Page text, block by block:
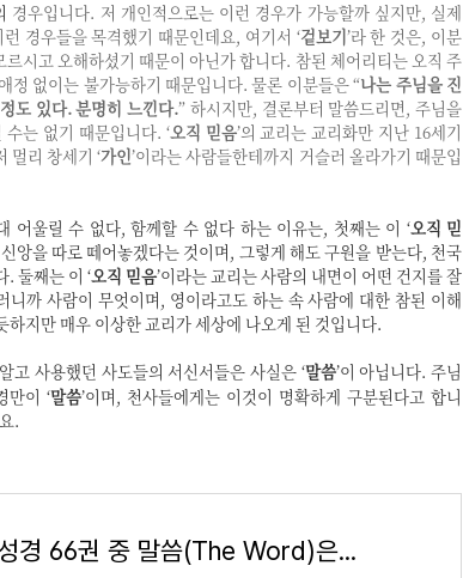
경우입니다. 저 개인적으로는 이런 경우가 가능할까 싶지만, 실제
경우들을 목격했기 때문인데요, 여기서 ‘겉보기’라 한 것은, 이분
르시고 오해하셨기 때문이 아닌가 합니다. 참된 체어리티는 오직 주
정 없이는 불가능하기 때문입니다. 물론 이분들은 “나는 주님을 진
도 있다. 분명히 느낀다.” 하시지만, 결론부터 말씀드리면, 주님을
수는 없기 때문입니다. ‘오직 믿음’의 교리는 교리화만 지난 16세기
멀리 창세기 ‘가인’이라는 사람들한테까지 거슬러 올라가기 때문입
어울릴 수 없다, 함께할 수 없다 하는 이유는, 첫째는 이 ‘오직 믿
앙을 따로 떼어놓겠다는 것이며, 그렇게 해도 구원을 받는다, 천국
. 둘째는 이 ‘오직 믿음’이라는 교리는사람의 내면이 어떤 건지를 잘
니까 사람이 무엇이며, 영이라고도 하는 속 사람에 대한 참된 이해
지만 매우 이상한 교리가 세상에 나오게 된 것입니다.
고 사용했던 사도들의 서신서들은 사실은 ‘말씀’이 아닙니다. 주님
만이 ‘말씀’이며, 천사들에게는 이것이 명확하게 구분된다고 합니
.
경 66권 중 말씀(The Word)은...